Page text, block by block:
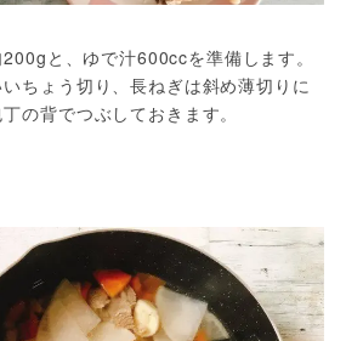
と、ゆで汁600ccを準備します。
ちょう切り、長ねぎは斜め薄切りに
の背でつぶしておきます。